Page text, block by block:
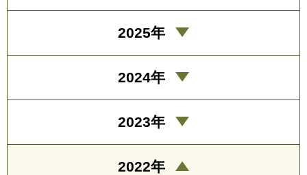
2025年
2024年
2023年
2022年